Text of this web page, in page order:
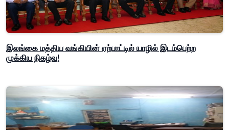
இலங்கை மத்திய வங்கியின் ஏற்பாட்டில் யாழில் இடம்பெற்ற
முக்கிய நிகழ்வு!